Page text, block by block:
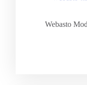
Webasto